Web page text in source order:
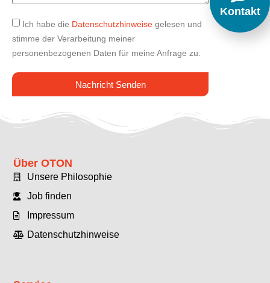
Ich habe die Datenschutzhinweise gelesen und
stimme der Verarbeitung meiner
personenbezogenen Daten für meine Anfrage zu.
Nachricht Senden
Über OTON
Unsere Philosophie
Job finden
Impressum
Datenschutzhinweise
Kontakt